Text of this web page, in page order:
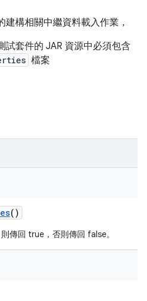
構相關中繼資料載入作業，
試套件的 JAR 資源中必須包含
檔案
()
傳回 true，否則傳回 false。